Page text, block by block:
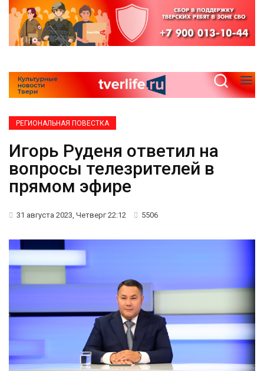
РЕГИОНАЛЬНАЯ ПОВЕСТКА
Игорь Руденя ответил на
вопросы телезрителей в
прямом эфире
31 августа 2023, Четверг 22:12 5506